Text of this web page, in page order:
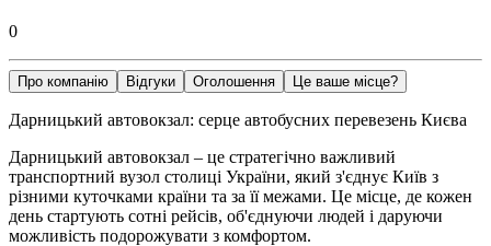
0
Про компанію Відгуки Оголошення Це ваше місце?
Дарницький автовокзал: серце автобусних перевезень Києва
Дарницький автовокзал – це стратегічно важливий
транспортний вузол столиці України, який з'єднує Київ з
різними куточками країни та за її межами. Це місце, де кожен
день стартують сотні рейсів, об'єднуючи людей і даруючи
можливість подорожувати з комфортом.